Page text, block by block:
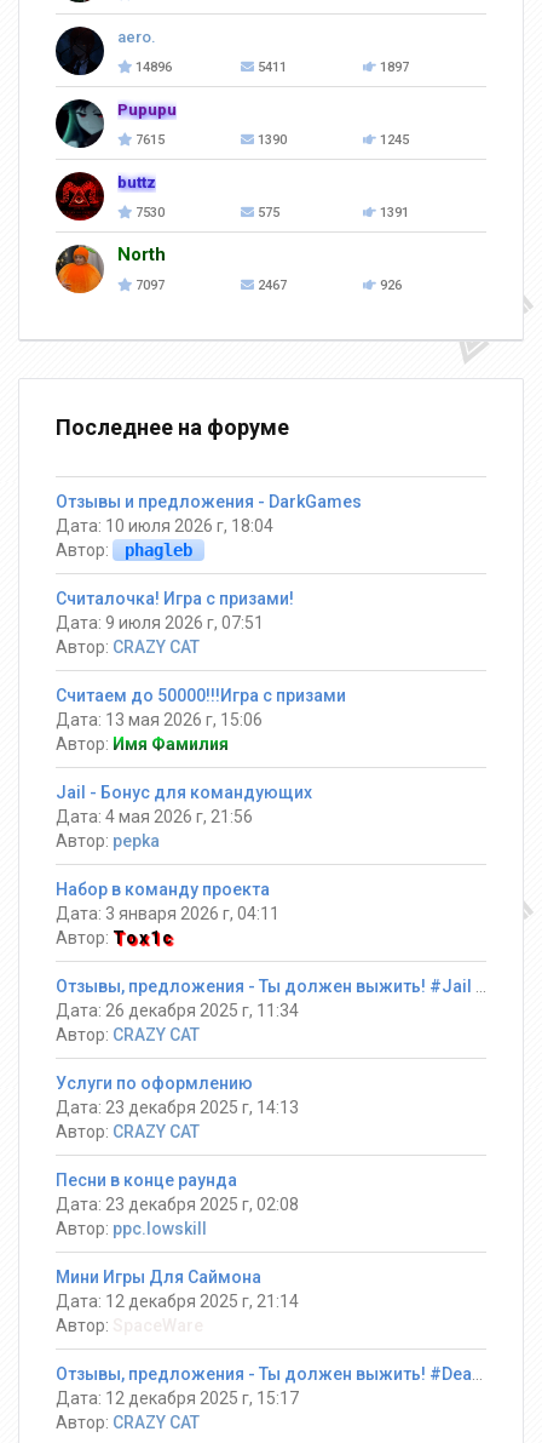
aero.
14896 5411 1897
Pupupu
7615 1390 1245
buttz
7530 575 1391
North
7097 2467 926
Последнее на форуме
Отзывы и предложения - DarkGames
Дата: 10 июля 2026 г, 18:04
Автор:
phagleb
Считалочка! Игра с призами!
Дата: 9 июля 2026 г, 07:51
Автор: CRAZY CAT
Считаем до 50000!!!Игра с призами
Дата: 13 мая 2026 г, 15:06
Автор: Имя Фамилия
Jail - Бонус для командующих
Дата: 4 мая 2026 г, 21:56
Автор: pepka
Набор в команду проекта
Дата: 3 января 2026 г, 04:11
Автор: Tox1c
Дата: 26 декабря 2025 г, 11:34
Автор: CRAZY CAT
Услуги по оформлению
Дата: 23 декабря 2025 г, 14:13
Автор: CRAZY CAT
Песни в конце раунда
Дата: 23 декабря 2025 г, 02:08
Автор: ppc.lowskill
Мини Игры Для Саймона
Дата: 12 декабря 2025 г, 21:14
Автор:
Дата: 12 декабря 2025 г, 15:17
Автор: CRAZY CAT